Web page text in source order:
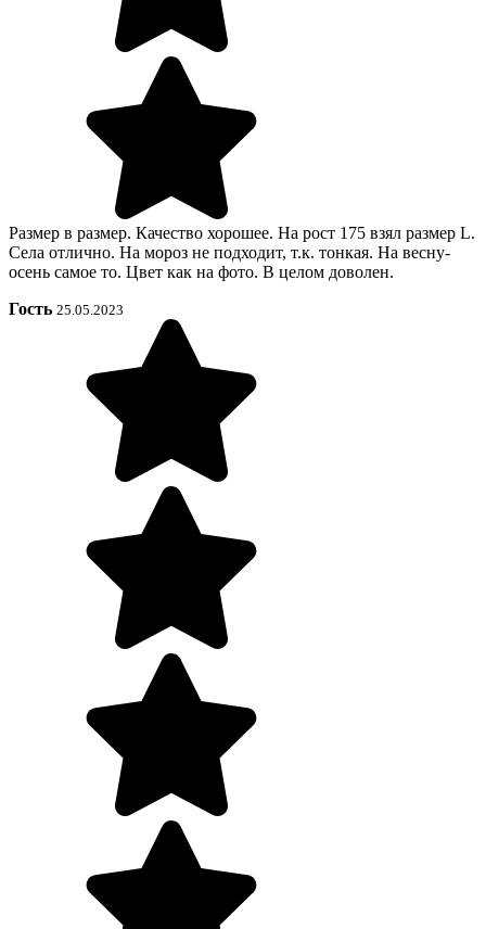
Размер в размер. Качество хорошее. На рост 175 взял размер L.
Села отлично. На мороз не подходит, т.к. тонкая. На весну-
осень самое то. Цвет как на фото. В целом доволен.
Гость 25.05.2023